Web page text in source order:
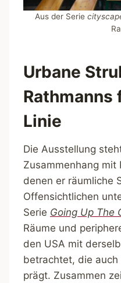
Aus der Serie
Urbane
Linie
Die Ausstellung
Zusammenhang mit
denen er räumliche
Offensichtlichen
Serie Going Up The
Räume und
den USA mit
betrachtet, die
prägt. Zusammen